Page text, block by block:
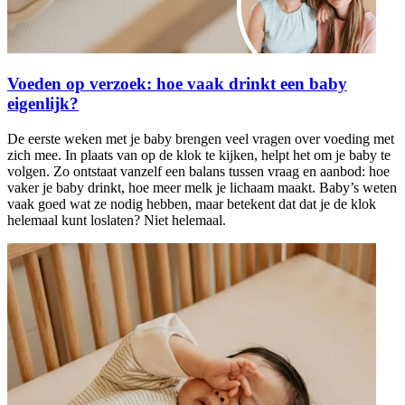
Voeden op verzoek: hoe vaak drinkt een baby
eigenlijk?
De eerste weken met je baby brengen veel vragen over voeding met
zich mee. In plaats van op de klok te kijken, helpt het om je baby te
volgen. Zo ontstaat vanzelf een balans tussen vraag en aanbod: hoe
vaker je baby drinkt, hoe meer melk je lichaam maakt. Baby’s weten
vaak goed wat ze nodig hebben, maar betekent dat dat je de klok
helemaal kunt loslaten? Niet helemaal.